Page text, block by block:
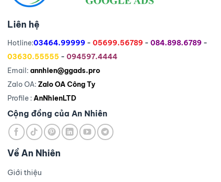
Liên hệ
Hotline:03464.99999 - 05699.56789 - 084.898.6789 -
03630.55555 - 094597.4444
Email: annhien@ggads.pro
Zalo OA: Zalo OA Công Ty
Profile : AnNhienLTD
Cộng đồng của An Nhiên
Về An Nhiên
Giới thiệu